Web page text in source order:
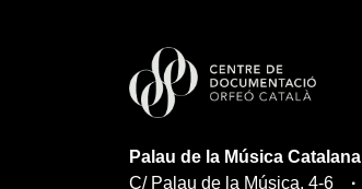
Palau de la Música Catalana
C/ Palau de la Música, 4-6